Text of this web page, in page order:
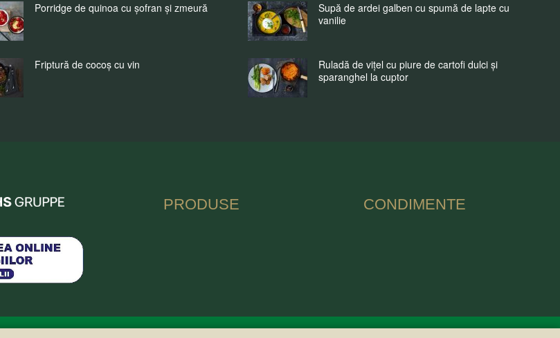
Porridge de quinoa cu șofran și zmeură
Supă de ardei galben cu spumă de lapte cu
vanilie
Friptură de cocoș cu vin
Ruladă de vițel cu piure de cartofi dulci și
sparanghel la cuptor
PRODUSE CONDIMENTE